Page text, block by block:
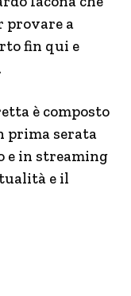
provare a
fin qui e
è composto
prima serata
e in streaming
e il